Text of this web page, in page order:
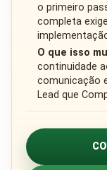
o primeiro
completa
O que isso
continuidade
comunicação
Lead que